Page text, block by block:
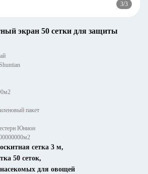
3/3
экран 50 сетки для защиты
пакет
Юнион
сетка 3 м,
50 сеток,
для овощей